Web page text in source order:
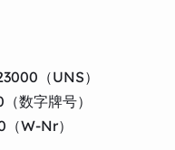
（UNS）
数字牌号）
W-Nr）